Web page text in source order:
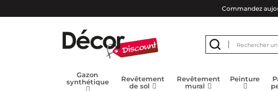
Commandez
Gazon
synthétique
Revêtement
de sol
Revêtement
mural
Peinture